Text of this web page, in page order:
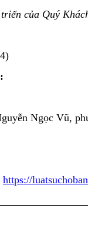
của Quý
Ngọc Vũ,
https://